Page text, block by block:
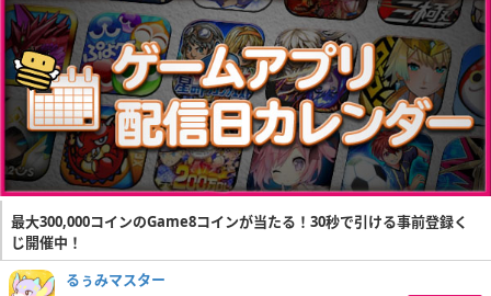
最大300,000コインのGame8コインが当たる！30秒で引ける事前登録く
じ開催中！
るぅみマスター